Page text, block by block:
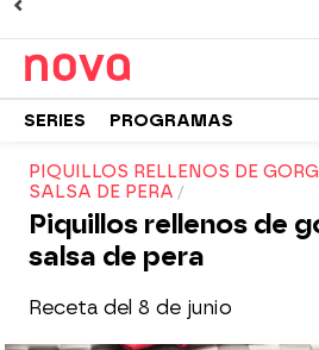
SERIES PROGRAMAS
PIQUILLOS RELLENOS DE
SALSA DE PERA
Piquillos rellenos de
salsa de pera
Receta del 8 de junio